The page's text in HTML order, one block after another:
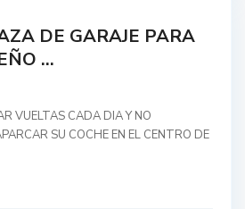
DE GARAJE PARA
...
VUELTAS CADA DIA Y NO
SU COCHE EN EL CENTRO DE